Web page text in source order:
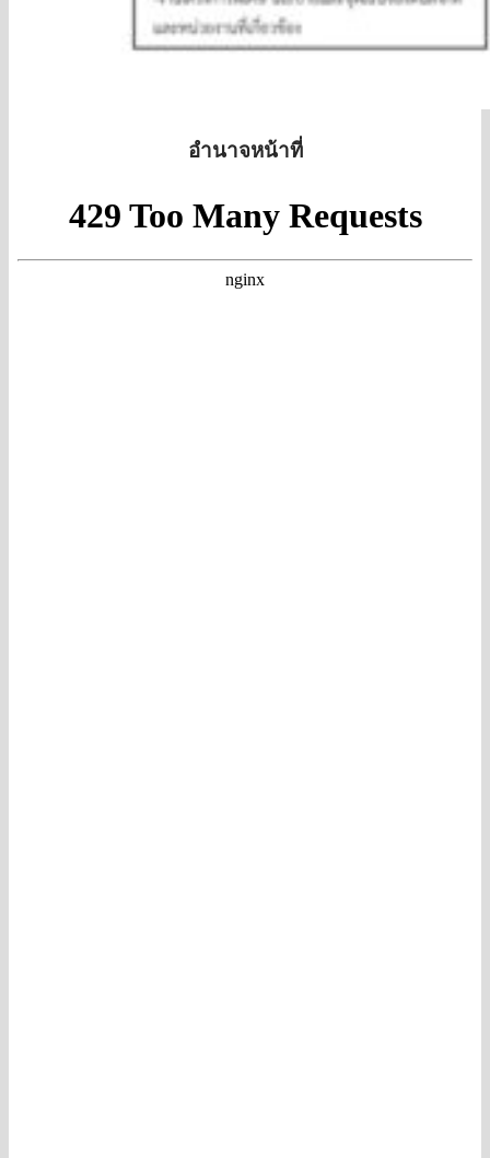
จากการปฏิบัติหน้าที่
การประเมินความเสี่ยงที่อาจเกิดการให้
ปีงบประมาณ 2568
การส่งเสริมคุณธรรมและความโปร่งใส
ทุจริต
โปร่งใสภายในสถานศึกษา
อำนาจหน้าที่